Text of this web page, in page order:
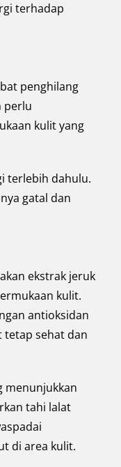
terhadap
penghilang
perlu
kulit yang
terlebih dahulu.
gatal dan
ekstrak jeruk
kulit.
antioksidan
tetap sehat dan
menunjukkan
tahi lalat
di area kulit.